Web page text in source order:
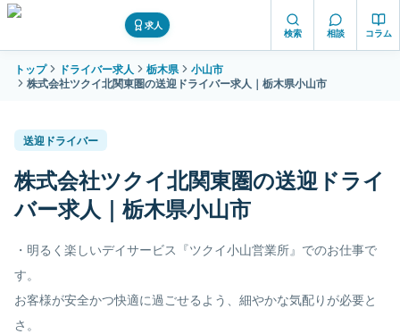
求人
検索 相談 コラム
トップ ドライバー求人 栃木県
小山市
株式会社ツクイ北関東圏の送迎ドライバー求人｜栃木県小山市
送迎ドライバー
株式会社ツクイ北関東圏の送迎ドライ
バー求人｜栃木県小山市
・明るく楽しいデイサービス『ツクイ小山営業所』でのお仕事で
す。
お客様が安全かつ快適に過ごせるよう、細やかな気配りが必要と
さ。